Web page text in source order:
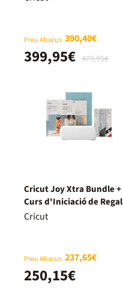
Preu Abacus 390,40€
479,95€
399,95€
Cricut Joy Xtra Bundle +
Curs d'Iniciació de Regal
Cricut
Preu Abacus 237,65€
250,15€